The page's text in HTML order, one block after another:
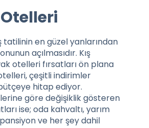
tatilinin en güzel yanlarından
açılmasıdır. Kış
otelleri fırsatları ön plana
çeşitli indirimler
hitap ediyor.
göre değişiklik gösteren
ise; oda kahvaltı, yarım
ve her şey dahil